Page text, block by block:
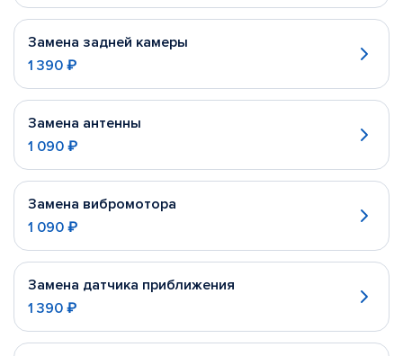
Замена задней камеры
1 390 ₽
Замена антенны
1 090 ₽
Замена вибромотора
1 090 ₽
Замена датчика приближения
1 390 ₽